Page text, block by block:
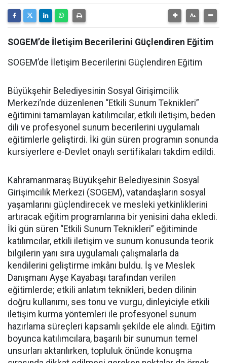
SOGEM’de İletişim Becerilerini Güçlendiren Eğitim
SOGEM’de İletişim Becerilerini Güçlendiren Eğitim
Büyükşehir Belediyesinin Sosyal Girişimcilik
Merkezi’nde düzenlenen “Etkili Sunum Teknikleri”
eğitimini tamamlayan katılımcılar, etkili iletişim, beden
dili ve profesyonel sunum becerilerini uygulamalı
eğitimlerle geliştirdi. İki gün süren programın sonunda
kursiyerlere e-Devlet onaylı sertifikaları takdim edildi.
Kahramanmaraş Büyükşehir Belediyesinin Sosyal
Girişimcilik Merkezi (SOGEM), vatandaşların sosyal
yaşamlarını güçlendirecek ve mesleki yetkinliklerini
artıracak eğitim programlarına bir yenisini daha ekledi.
İki gün süren “Etkili Sunum Teknikleri” eğitiminde
katılımcılar, etkili iletişim ve sunum konusunda teorik
bilgilerin yanı sıra uygulamalı çalışmalarla da
kendilerini geliştirme imkânı buldu. İş ve Meslek
Danışmanı Ayşe Kayabaşı tarafından verilen
eğitimlerde; etkili anlatım teknikleri, beden dilinin
doğru kullanımı, ses tonu ve vurgu, dinleyiciyle etkili
iletişim kurma yöntemleri ile profesyonel sunum
hazırlama süreçleri kapsamlı şekilde ele alındı. Eğitim
boyunca katılımcılara, başarılı bir sunumun temel
unsurları aktarılırken, topluluk önünde konuşma